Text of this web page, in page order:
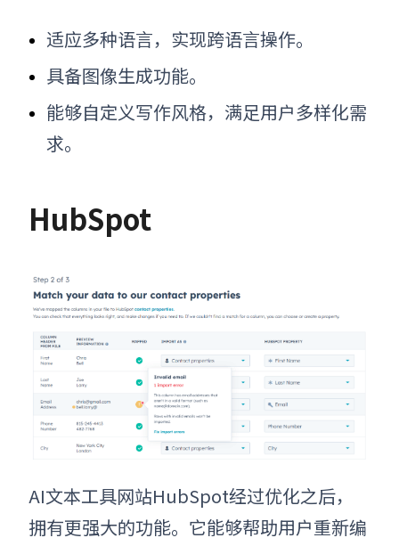
适应多种语言，实现跨语言操作。
具备图像生成功能。
能够自定义写作风格，满足用户多样化需
求。
HubSpot
AI文本工具网站HubSpot经过优化之后，
拥有更强大的功能。它能够帮助用户重新编